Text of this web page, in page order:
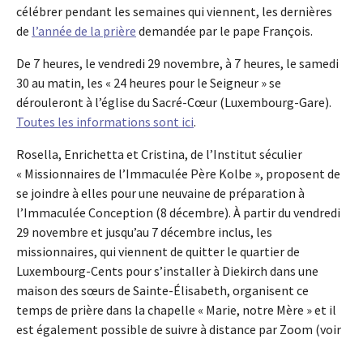
célébrer pendant les semaines qui viennent, les dernières
de l’année de la prière demandée par le pape François.
De 7 heures, le vendredi 29 novembre, à 7 heures, le samedi
30 au matin, les « 24 heures pour le Seigneur » se
dérouleront à l’église du Sacré-Cœur (Luxembourg-Gare).
Toutes les informations sont ici.
Rosella, Enrichetta et Cristina, de l’Institut séculier
« Missionnaires de l’Immaculée Père Kolbe », proposent de
se joindre à elles pour une neuvaine de préparation à
l’Immaculée Conception (8 décembre). À partir du vendredi
29 novembre et jusqu’au 7 décembre inclus, les
missionnaires, qui viennent de quitter le quartier de
Luxembourg-Cents pour s’installer à Diekirch dans une
maison des sœurs de Sainte-Élisabeth, organisent ce
temps de prière dans la chapelle « Marie, notre Mère » et il
est également possible de suivre à distance par Zoom (voir